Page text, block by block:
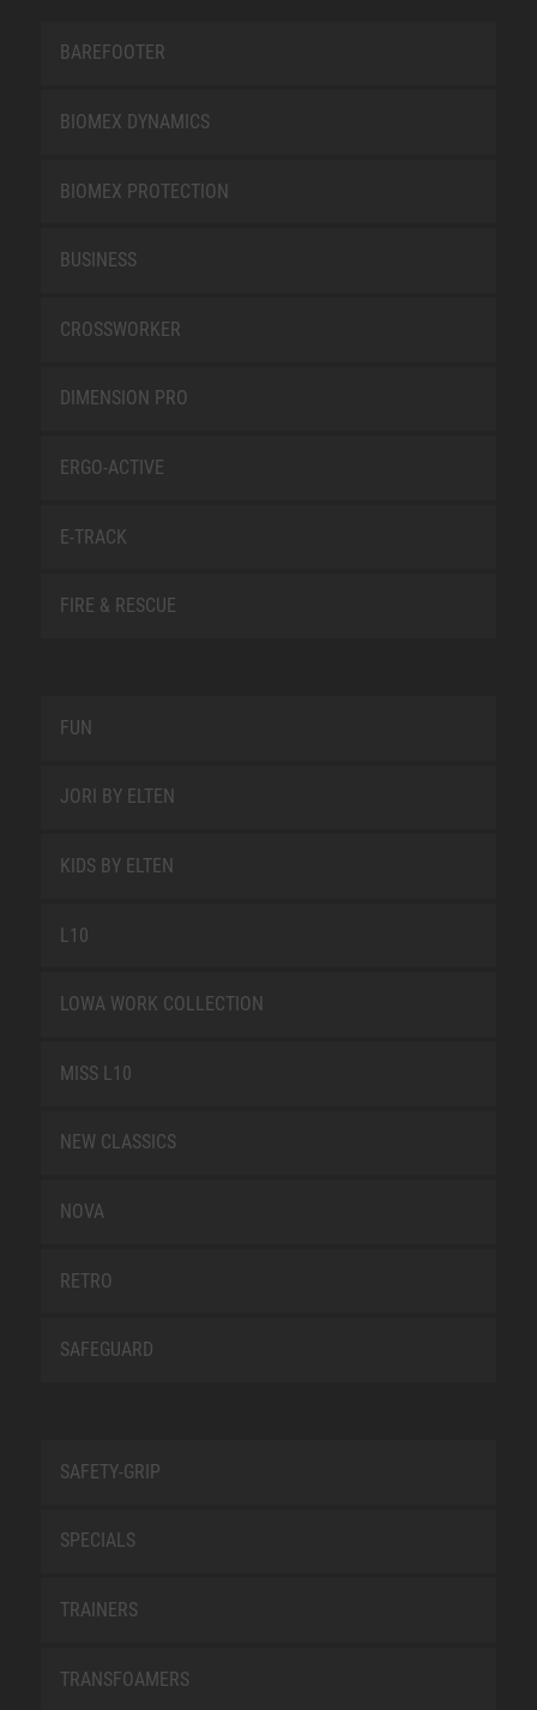
BAREFOOTER
BIOMEX DYNAMICS
BIOMEX PROTECTION
BUSINESS
CROSSWORKER
DIMENSION PRO
ERGO-ACTIVE
E-TRACK
FIRE & RESCUE
FUN
JORI BY ELTEN
KIDS BY ELTEN
L10
LOWA WORK COLLECTION
MISS L10
NEW CLASSICS
NOVA
RETRO
SAFEGUARD
SAFETY-GRIP
SPECIALS
TRAINERS
TRANSFOAMERS